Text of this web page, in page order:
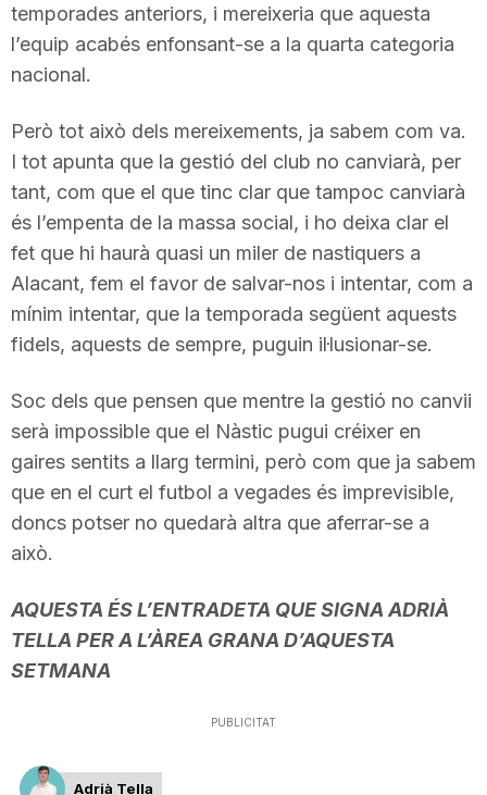
temporades anteriors, i mereixeria que aquesta
l’equip acabés enfonsant-se a la quarta categoria
nacional.
Però tot això dels mereixements, ja sabem com va.
I tot apunta que la gestió del club no canviarà, per
tant, com que el que tinc clar que tampoc canviarà
és l’empenta de la massa social, i ho deixa clar el
fet que hi haurà quasi un miler de nastiquers a
Alacant, fem el favor de salvar-nos i intentar, com a
mínim intentar, que la temporada següent aquests
fidels, aquests de sempre, puguin il·lusionar-se.
Soc dels que pensen que mentre la gestió no canvii
serà impossible que el Nàstic pugui créixer en
gaires sentits a llarg termini, però com que ja sabem
que en el curt el futbol a vegades és imprevisible,
doncs potser no quedarà altra que aferrar-se a
això.
AQUESTA ÉS L’ENTRADETA QUE SIGNA ADRIÀ
TELLA PER A L’ÀREA GRANA D’AQUESTA
SETMANA
PUBLICITAT
Adrià Tella